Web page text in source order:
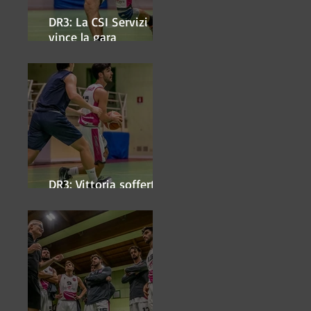
DR3: La CSI Servizi
vince la gara
DR3: Vittoria sofferta a